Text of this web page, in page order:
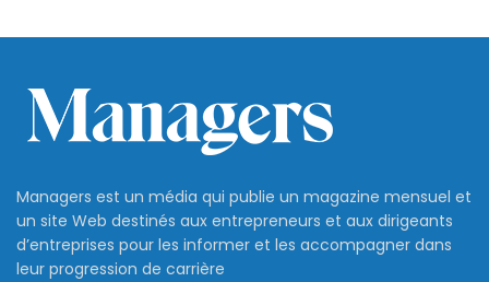
Managers est un média qui publie un magazine mensuel et
un site Web destinés aux entrepreneurs et aux dirigeants
d’entreprises pour les informer et les accompagner dans
leur progression de carrière